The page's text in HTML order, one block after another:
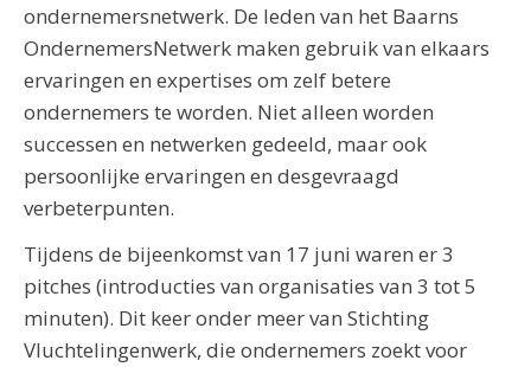
ondernemersnetwerk. De leden van het Baarns
OndernemersNetwerk maken gebruik van elkaars
ervaringen en expertises om zelf betere
ondernemers te worden. Niet alleen worden
successen en netwerken gedeeld, maar ook
persoonlijke ervaringen en desgevraagd
verbeterpunten.
Tijdens de bijeenkomst van 17 juni waren er 3
pitches (introducties van organisaties van 3 tot 5
minuten). Dit keer onder meer van Stichting
Vluchtelingenwerk, die ondernemers zoekt voor